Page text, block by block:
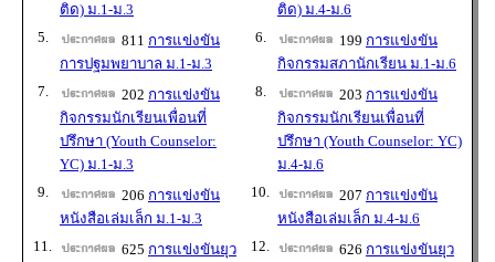
ติด) ม.1-ม.3
ติด) ม.4-ม.6
5.
811 การแข่งขัน
การปฐมพยาบาล ม.1-ม.3
6. 199 การแข่งขัน
กิจกรรมสภานักเรียน ม.1-ม.6
7.
202 การแข่งขัน
กิจกรรมนักเรียนเพื่อนที่
ปรึกษา (Youth Counselor:
YC) ม.1-ม.3
8. 203 การแข่งขัน
กิจกรรมนักเรียนเพื่อนที่
ปรึกษา (Youth Counselor: YC)
ม.4-ม.6
9.
206 การแข่งขัน
หนังสือเล่มเล็ก ม.1-ม.3
10. 207 การแข่งขัน
หนังสือเล่มเล็ก ม.4-ม.6
11.
625 การแข่งขันยุว
12. 626 การแข่งขันยุว